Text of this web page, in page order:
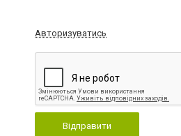
Авторизуватись
Відправити